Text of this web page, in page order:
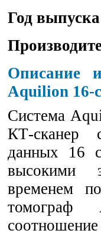
Год
Описание
Aquilion 16-
Система
КТ-сканер
данных 16
высокими
временем
томограф
соотношение